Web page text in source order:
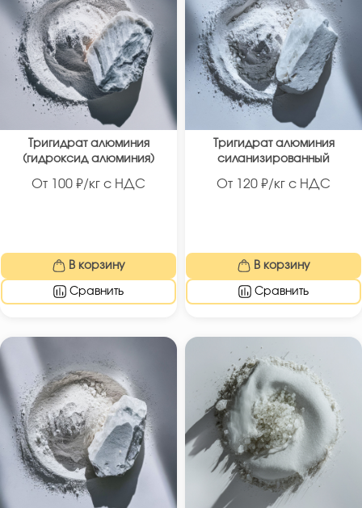
Тригидрат алюминия
(гидроксид алюминия)
От 100 ₽/кг с НДС
В корзину
Сравнить
Тригидрат алюминия
силанизированный
От 120 ₽/кг с НДС
В корзину
Сравнить